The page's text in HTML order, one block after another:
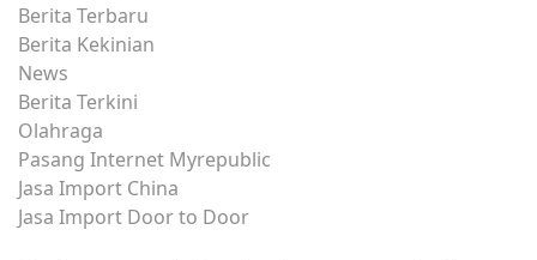
Berita Terbaru
Berita Kekinian
News
Berita Terkini
Olahraga
Pasang Internet Myrepublic
Jasa Import China
Jasa Import Door to Door